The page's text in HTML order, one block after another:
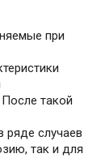
при
такой
ряде случаев
так и для